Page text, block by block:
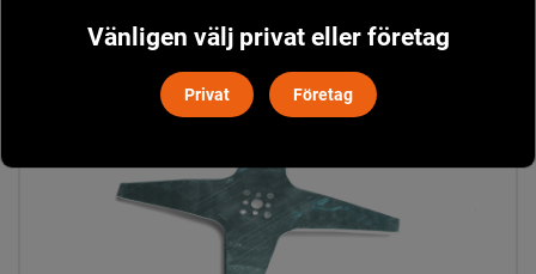
Vänligen välj privat eller företag
Privat Företag